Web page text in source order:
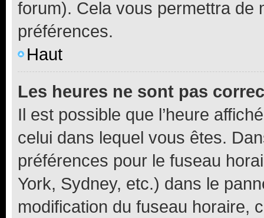
forum). Cela vous permettra de
préférences.
Haut
Les heures ne sont pas
Il est possible que l’heure
celui dans lequel vous êtes.
préférences pour le fuseau
York, Sydney, etc.) dans le
modification du fuseau horaire,